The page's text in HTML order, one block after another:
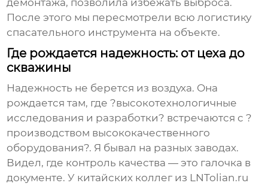
демонтажа, позволила избежать выброса.
После этого мы пересмотрели всю логистику
спасательного инструмента на объекте.
Где рождается надежность: от цеха до
скважины
Надежность не берется из воздуха. Она
рождается там, где ?высокотехнологичные
исследования и разработки? встречаются с ?
производством высококачественного
оборудования?. Я бывал на разных заводах.
Видел, где контроль качества — это галочка в
документе. У китайских коллег из LNTolian.ru